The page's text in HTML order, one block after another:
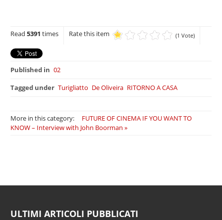
Read5391 times Rate this item (1 Vote)
Published in 02
Tagged under Turigliatto De Oliveira RITORNO A CASA
More in this category:
FUTURE OF CINEMA IF YOU WANT TO
KNOW – Interview with John Boorman »
ULTIMI ARTICOLI PUBBLICATI